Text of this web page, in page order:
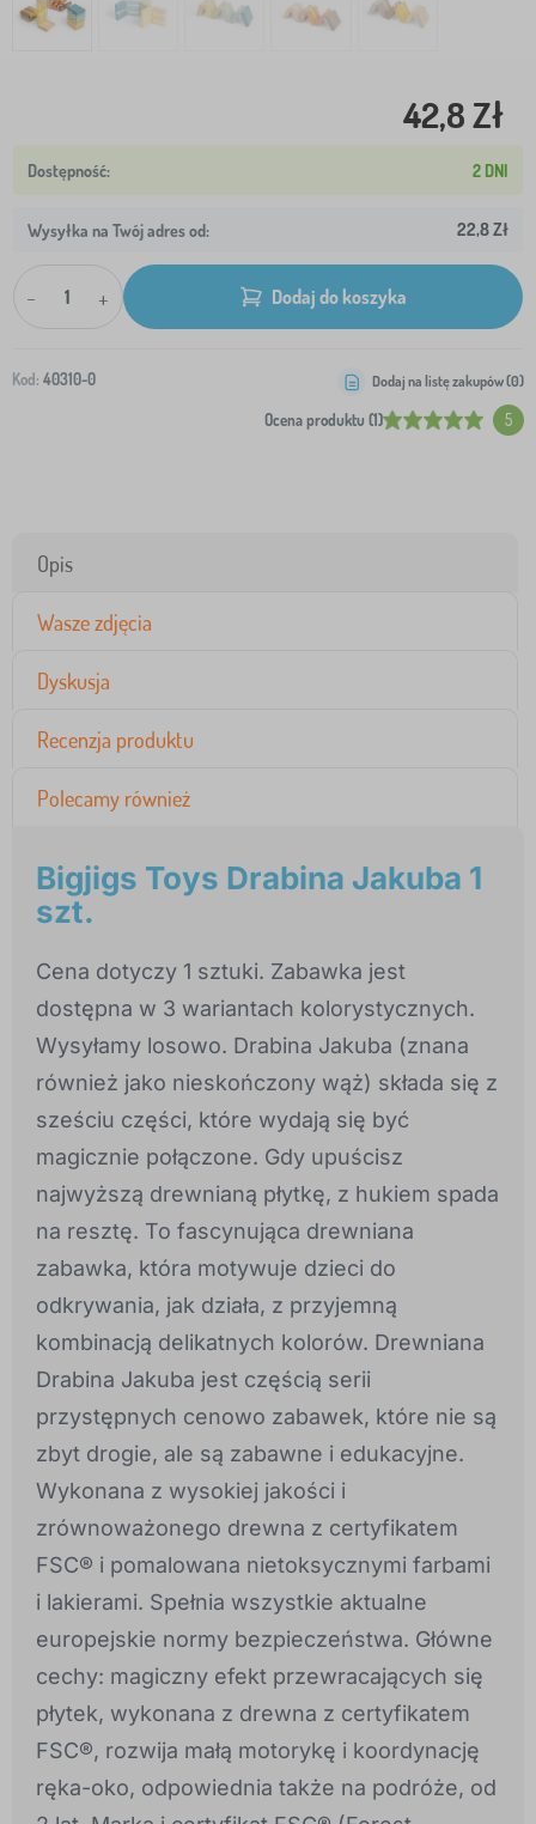
42,8 Zł
2 DNI
Wysyłka na Twój adres od: 22,8 Zł
- + Dodaj do koszyka
Kod: 40310-0
Ocena produktu (1) 5
Dodaj na listę zakupów (0)
Opis
Wasze zdjęcia
Dyskusja
Recenzja produktu
Polecamy również
Bigjigs Toys Drabina Jakuba 1
szt.
Cena dotyczy 1 sztuki. Zabawka jest
dostępna w 3 wariantach kolorystycznych.
Wysyłamy losowo. Drabina Jakuba (znana
również jako nieskończony wąż) składa się z
sześciu części, które wydają się być
magicznie połączone. Gdy upuścisz
najwyższą drewnianą płytkę, z hukiem spada
na resztę. To fascynująca drewniana
zabawka, która motywuje dzieci do
odkrywania, jak działa, z przyjemną
kombinacją delikatnych kolorów. Drewniana
Drabina Jakuba jest częścią serii
przystępnych cenowo zabawek, które nie są
zbyt drogie, ale są zabawne i edukacyjne.
Wykonana z wysokiej jakości i
zrównoważonego drewna z certyfikatem
FSC® i pomalowana nietoksycznymi farbami
i lakierami. Spełnia wszystkie aktualne
europejskie normy bezpieczeństwa. Główne
cechy: magiczny efekt przewracających się
płytek, wykonana z drewna z certyfikatem
FSC®, rozwija małą motorykę i koordynację
ręka-oko, odpowiednia także na podróże, od